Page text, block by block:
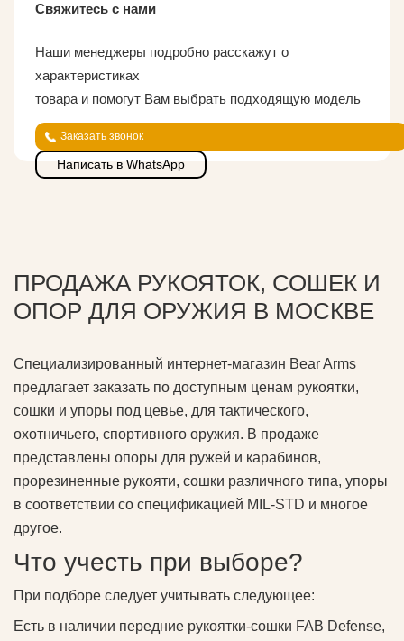
Свяжитесь с нами
Наши менеджеры подробно расскажут о
характеристиках
товара и помогут Вам выбрать подходящую модель
Заказать звонок
Написать в WhatsApp
ПРОДАЖА РУКОЯТОК, СОШЕК И
ОПОР ДЛЯ ОРУЖИЯ В МОСКВЕ
Специализированный интернет-магазин Bear Arms
предлагает заказать по доступным ценам рукоятки,
сошки и упоры под цевье, для тактического,
охотничьего, спортивного оружия. В продаже
представлены опоры для ружей и карабинов,
прорезиненные рукояти, сошки различного типа, упоры
в соответствии со спецификацией MIL-STD и многое
другое.
Что учесть при выборе?
При подборе следует учитывать следующее:
Есть в наличии передние рукоятки-сошки FAB Defense,